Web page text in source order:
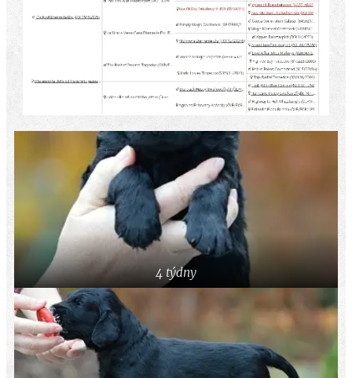
4 týdny